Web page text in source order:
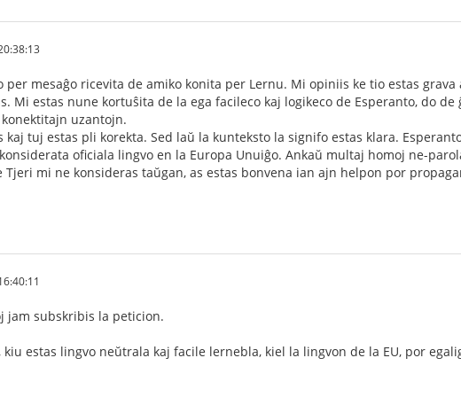
mesaĝo ricevita de amiko konita per Lernu. Mi opiniis ke tio estas
Mi estas nune kortuŝita de la ega facileco kaj logikeco de Esperanto, do
uzantojn.
kaj tuj estas pli korekta. Sed laŭ la kunteksto la signifo estas klara.
oficiala lingvo en la Europa Unuiĝo. Ankaŭ multaj homoj ne-
Tjeri mi ne konsideras taŭgan, as estas bonvena ian ajn helpon por
jam subskribis la peticion.
kiu estas lingvo neŭtrala kaj facile lernebla, kiel la lingvon de la EU, por